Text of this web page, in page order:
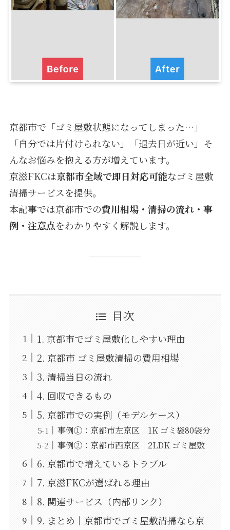
京都市で「ゴミ屋敷状態になってしまった…」
「自分では片付けられない」「退去日が近い」そ
んなお悩みを抱える方が増えています。
京滋FKCは京都市全域で即日対応可能なゴミ屋敷
清掃サービスを提供。
本記事では京都市での費用相場・清掃の流れ・事
例・注意点をわかりやすく解説します。
目次
1. 京都市でゴミ屋敷化しやすい理由
2. 京都市 ゴミ屋敷清掃の費用相場
3. 清掃当日の流れ
4. 回収できるもの
5. 京都市での実例（モデルケース）
事例①：京都市左京区｜1K ゴミ袋80袋分
事例②：京都市西京区｜2LDK ゴミ屋敷
6. 京都市で増えているトラブル
7. 京滋FKCが選ばれる理由
8. 関連サービス（内部リンク）
9. まとめ｜京都市でゴミ屋敷清掃なら京